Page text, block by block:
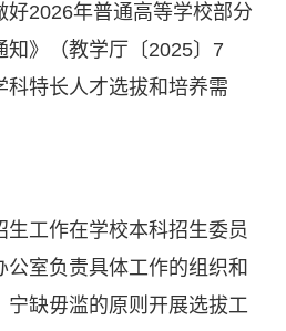
好2026年普通高等学校部分
知》（教学厅〔2025〕7
科特长人才选拔和培养需
生工作在学校本科招生委员
室负责具体工作的组织和
宁缺毋滥的原则开展选拔工